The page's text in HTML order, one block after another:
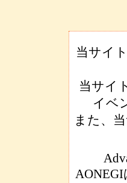
当サイ
当サイ
イベ
また、
AONEGI